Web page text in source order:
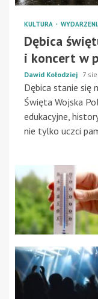
KULTURA
Dębica
i koncert w
Dawid Kołodziej 7
Dębica stanie się
Święta Wojska
edukacyjne,
nie tylko uczci